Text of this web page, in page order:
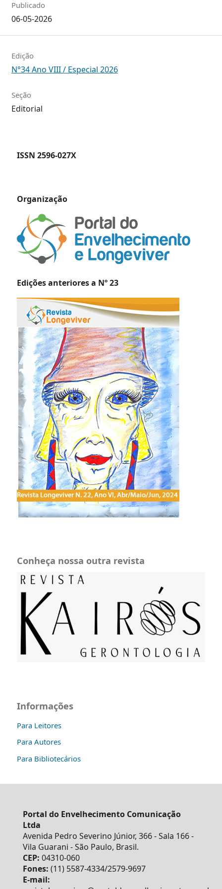
Publicado
06-05-2026
Edição
N°34 Ano VIII / Especial 2026
Seção
Editorial
ISSN 2596-027X
Organização
Edições anteriores a Nº 23
Conheça nossa outra revista
Informações
Para Leitores
Para Autores
Para Bibliotecários
Portal do Envelhecimento Comunicação
Ltda
Avenida Pedro Severino Júnior, 366 - Sala 166 -
Vila Guarani - São Paulo, Brasil.
CEP: 04310-060
Fones: (11) 5587-4334/2579-9697
E-mail: